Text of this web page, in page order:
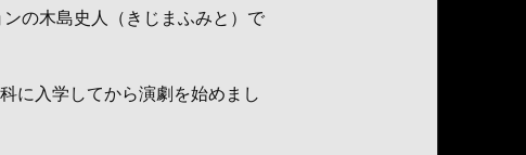
の木島史人（きじまふみと）で
に入学してから演劇を始めまし